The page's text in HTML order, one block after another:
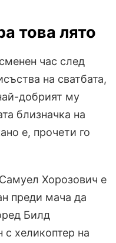
това лято
час след
на сватбата,
добрият му
близначка на
е, прочети го
Хорозович е
преди мача да
Билд
с хеликоптер на